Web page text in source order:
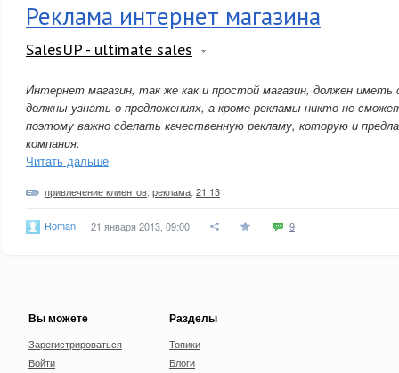
Реклама интернет магазина
SalesUP - ultimate sales
Интернет магазин, так же как и простой магазин, должен иметь
должны узнать о предложениях, а кроме рекламы никто не
поэтому важно сделать качественную рекламу, которую и
компания.
Читать дальше
привлечение клиентов реклама 21.13
Roman 21 января 2013, 09:00 9
Вы можете
Зарегистрироваться
Войти
Разделы
Топики
Блоги